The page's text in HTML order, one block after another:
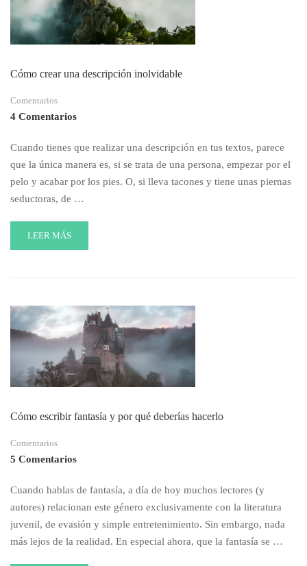
2020
Cómo crear una descripción inolvidable
Comentarios
4 Comentarios
Cuando tienes que realizar una descripción en tus textos, parece
que la única manera es, si se trata de una persona, empezar por el
pelo y acabar por los pies. O, si lleva tacones y tiene unas piernas
seductoras, de …
READ
MORE
UNA
DESCRIPCIÓN
INOLVIDABLE
LEER MÁS
Cómo escribir fantasía y por qué deberías hacerlo
Comentarios
5 Comentarios
Cuando hablas de fantasía, a día de hoy muchos lectores (y
autores) relacionan este género exclusivamente con la literatura
juvenil, de evasión y simple entretenimiento. Sin embargo, nada
más lejos de la realidad. En especial ahora, que la fantasía se …